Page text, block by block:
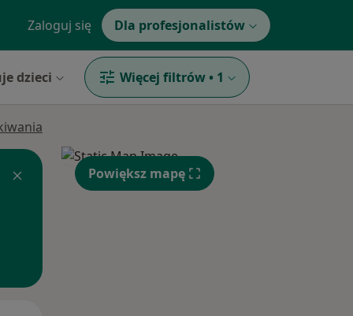
Zaloguj się Dla profesjonalistów
dzieci Więcej filtrów • 1
Powiększ mapę